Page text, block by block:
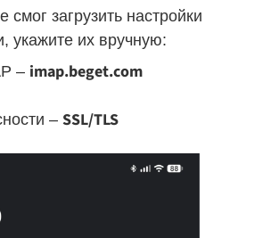
смог загрузить настройки
укажите их вручную:
– imap.beget.com
– SSL/TLS